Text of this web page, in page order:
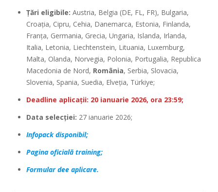
Țări eligibile: Austria, Belgia (DE, FL, FR), Bulgaria,
Croația, Cipru, Cehia, Danemarca, Estonia, Finlanda,
Franța, Germania, Grecia, Ungaria, Islanda, Irlanda,
Italia, Letonia, Liechtenstein, Lituania, Luxemburg,
Malta, Olanda, Norvegia, Polonia, Portugalia, Republica
Macedonia de Nord, România, Serbia, Slovacia,
Slovenia, Spania, Suedia, Elveția, Türkiye;
Deadline aplicații: 20 ianuarie 2026, ora 23:59;
Data selecției: 27 ianuarie 2026;
Infopack disponibil;
Pagina oficială training;
Formular dee aplicare.